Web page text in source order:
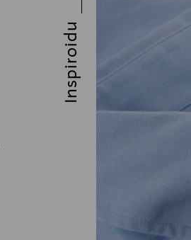
Inspiroidu